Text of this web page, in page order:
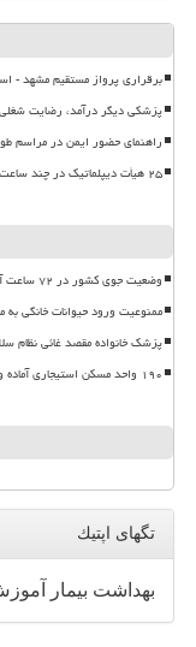
برقراری پرواز مستقیم مشهد -
پزشکی دیگر درآمد، رضایت
راهنمای حضور ایمن در مراسم
۲۵ هیأت دیپلماتیک در چند ساعت از راه فرودگاه مهرآباد پذیرش شدند
وضعیت جوی کشور در ۷۲ ساعت آینده موج بارندگی های تابستانه در راه ۱۱ استان
ممنوعیت ورود حیوانات خانگی
پزشک خانواده مقصد غائی نظام
۱۹۰ واحد مسکن استیجاری آماده واگذاری به زوج های جوان است
تگهای اپتیك
بهداشت بیمار